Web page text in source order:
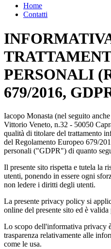
Home
Contatti
PERSONALI
679/2016,
Iacopo Monasta (nel seguito
Vittorio Veneto, n.32 - 50050
qualità di titolare del trattamento
del Regolamento Europeo 679/
personali ("GDPR") di quanto
Il presente sito rispetta e tutela la
utenti, ponendo in essere ogni
non ledere i diritti degli utenti.
La presente privacy policy si
online del presente sito ed è
Lo scopo dell'informativa privacy
trasparenza relativamente alle
come le usa.